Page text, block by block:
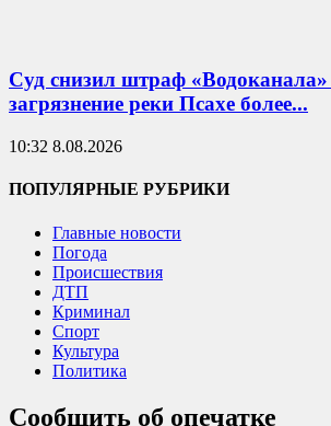
Суд снизил штраф
загрязнение реки Псахе более...
10:32 8.08.2026
ПОПУЛЯРНЫЕ РУБРИКИ
Главные новости
Погода
Происшествия
ДТП
Криминал
Спорт
Культура
Политика
Сообщить об опечатке